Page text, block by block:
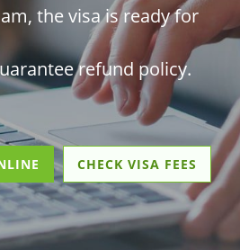
the visa is ready for
refund policy.
CHECK VISA FEES